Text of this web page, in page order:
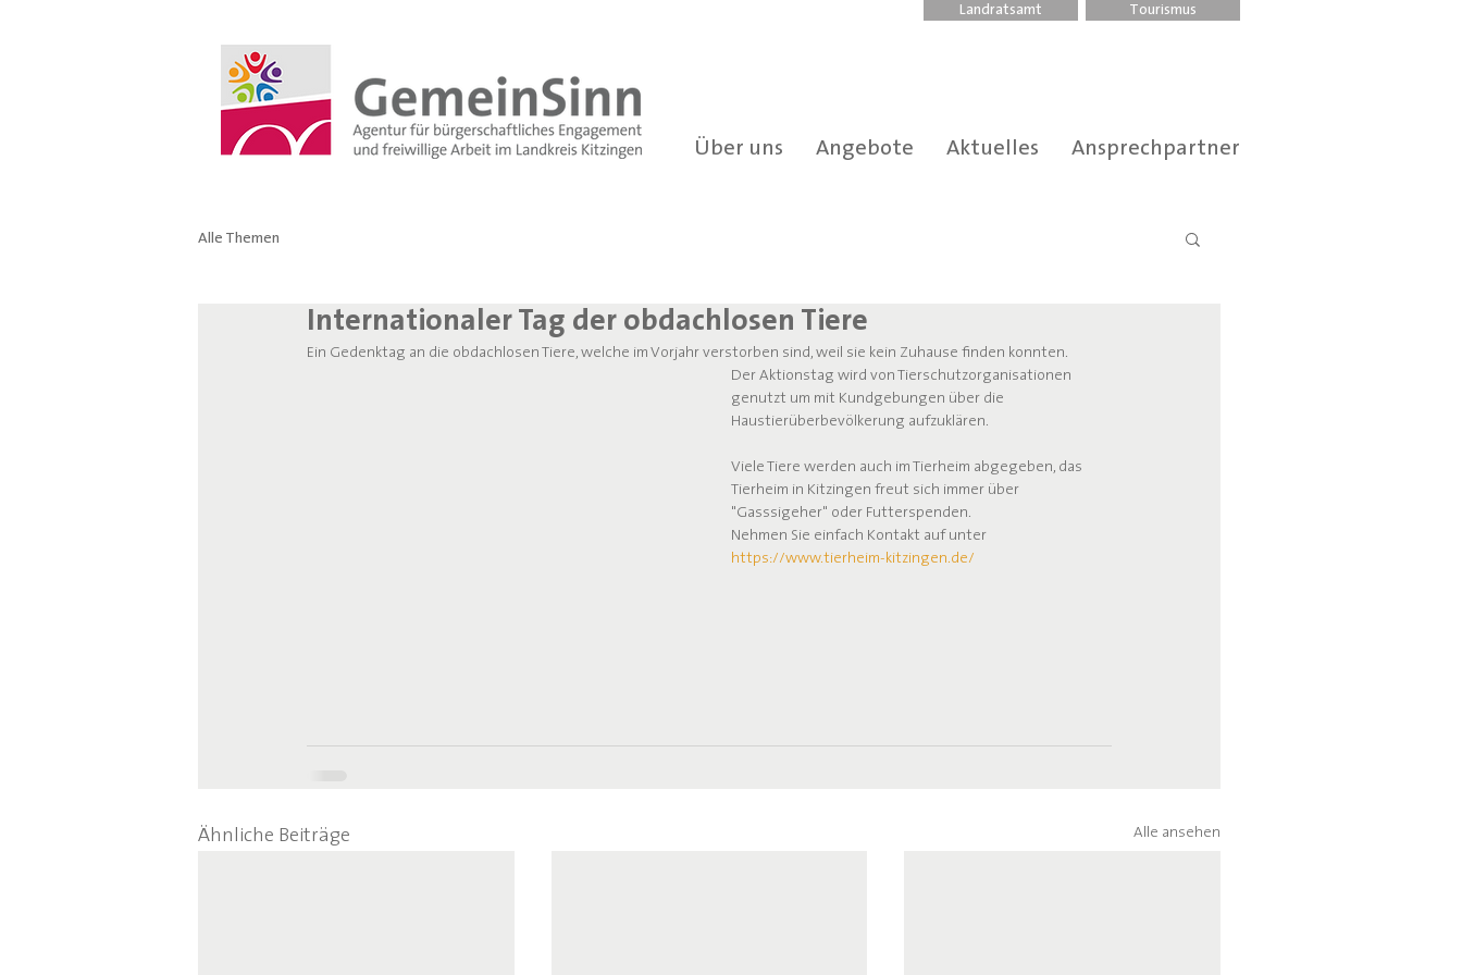
Landratsamt Tourismus
Über uns Angebote Aktuelles Ansprechpartner
Alle Themen
Internationaler Tag der obdachlosen Tiere
Ein Gedenktag an die obdachlosen Tiere, welche im Vorjahr verstorben sind, weil sie kein Zuhause finden konnten.
Der Aktionstag wird von Tierschutzorganisationen
genutzt um mit Kundgebungen über die
Haustierüberbevölkerung aufzuklären.
Viele Tiere werden auch im Tierheim abgegeben, das
Tierheim in Kitzingen freut sich immer über
"Gasssigeher" oder Futterspenden.
Nehmen Sie einfach Kontakt auf unter
https://www.tierheim-kitzingen.de/
Ähnliche Beiträge Alle ansehen